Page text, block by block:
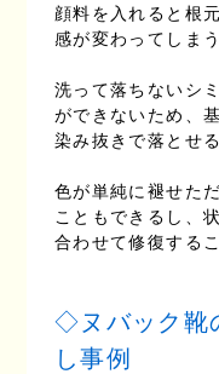
顔料を入れると根
感が変わってしま
洗って落ちないシ
ができないため、
染み抜きで落とせ
色が単純に褪せた
こともできるし、
合わせて修復する
◇ヌバック靴
し事例